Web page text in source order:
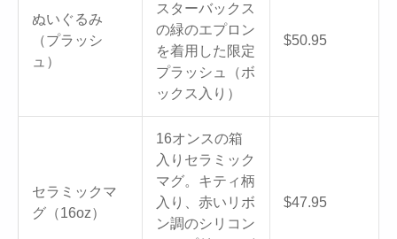
ぬいぐるみ
（プラッシ
ュ）
スターバックス
の緑のエプロン
を着用した限定
プラッシュ（ボ
ックス入り）
$50.95
セラミックマ
グ（16oz）
16オンスの箱
入りセラミック
マグ。キティ柄
入り、赤いリボ
ン調のシリコン
$47.95